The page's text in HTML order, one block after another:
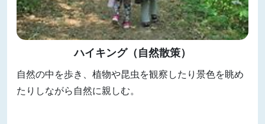
ハイキング（自然散策）
自然の中を歩き、植物や昆虫を観察したり景色を眺め
たりしながら自然に親しむ。